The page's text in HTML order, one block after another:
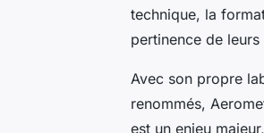
technique, la
pertinence de
Avec son propre
renommés,
est un enjeu